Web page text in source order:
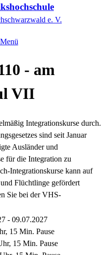
e. V.
Menü
- am
VII
Integrationskurse durch.
sind seit Januar
Ausländer und
für die Integration zu
Integrationskurse kann auf
Flüchtlinge gefördert
Sie bei der VHS-
- 09.07.2027
15 Min. Pause
15 Min. Pause